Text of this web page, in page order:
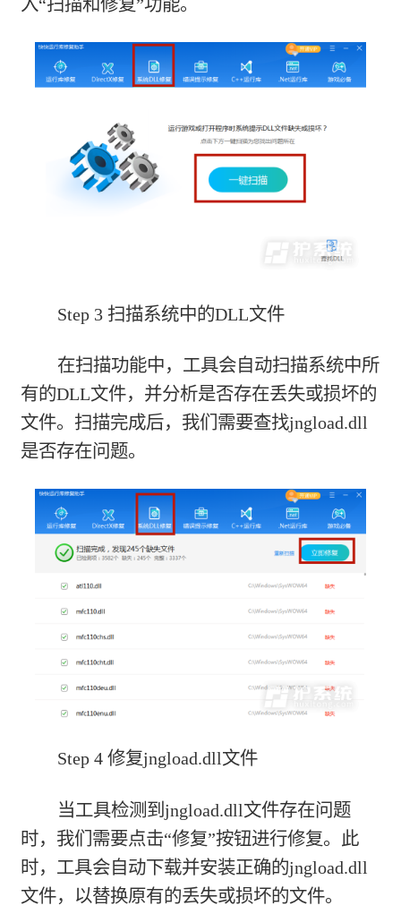
入“扫描和修复”功能。
Step 3 扫描系统中的DLL文件
在扫描功能中，工具会自动扫描系统中所
有的DLL文件，并分析是否存在丢失或损坏的
文件。扫描完成后，我们需要查找jngload.dll
是否存在问题。
Step 4 修复jngload.dll文件
当工具检测到jngload.dll文件存在问题
时，我们需要点击“修复”按钮进行修复。此
时，工具会自动下载并安装正确的jngload.dll
文件，以替换原有的丢失或损坏的文件。